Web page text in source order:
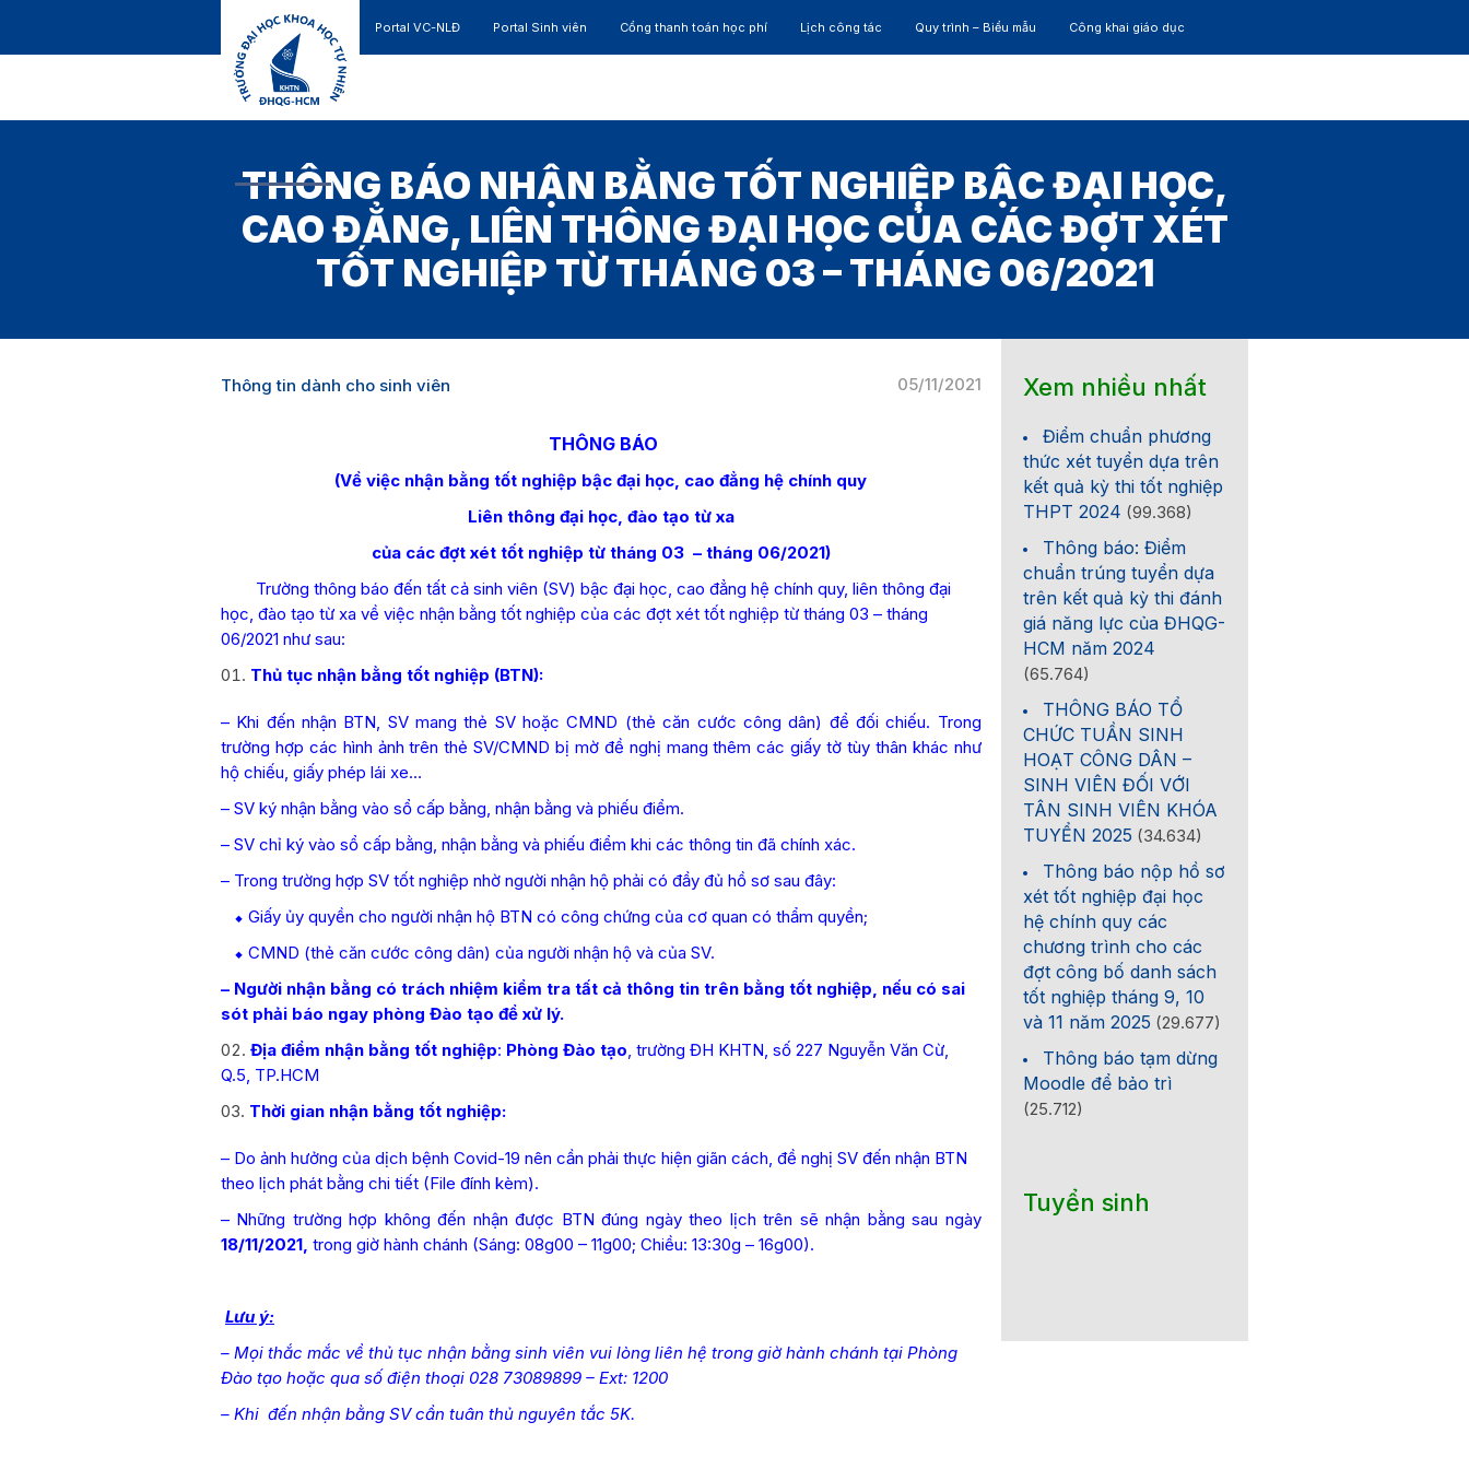
Portal VC-NLĐ Portal Sinh viên Cổng thanh toán học phí Lịch công tác Quy trình – Biểu mẫu Công khai giáo dục
THÔNG BÁO NHẬN BẰNG TỐT NGHIỆP BẬC ĐẠI HỌC,
CAO ĐẲNG, LIÊN THÔNG ĐẠI HỌC CỦA CÁC ĐỢT XÉT
TỐT NGHIỆP TỪ THÁNG 03 – THÁNG 06/2021
05/11/2021
Thông tin dành cho sinh viên
THÔNG BÁO
(Về việc nhận bằng tốt nghiệp bậc đại học, cao đẳng hệ chính quy
Liên thông đại học, đào tạo từ xa
của các đợt xét tốt nghiệp từ tháng 03 – tháng 06/2021)
Trường thông báo đến tất cả sinh viên (SV) bậc đại học, cao đẳng hệ chính quy, liên thông đại
học, đào tạo từ xa về việc nhận bằng tốt nghiệp của các đợt xét tốt nghiệp từ tháng 03 – tháng
06/2021 như sau:
Thủ tục nhận bằng tốt nghiệp (BTN):
– Khi đến nhận BTN, SV mang thẻ SV hoặc CMND (thẻ căn cước công dân) để đối chiếu. Trong
trường hợp các hình ảnh trên thẻ SV/CMND bị mờ đề nghị mang thêm các giấy tờ tùy thân khác như
hộ chiếu, giấy phép lái xe…
– SV ký nhận bằng vào sổ cấp bằng, nhận bằng và phiếu điểm.
– SV chỉ ký vào sổ cấp bằng, nhận bằng và phiếu điểm khi các thông tin đã chính xác.
– Trong trường hợp SV tốt nghiệp nhờ người nhận hộ phải có đầy đủ hồ sơ sau đây:
⬥ Giấy ủy quyền cho người nhận hộ BTN có công chứng của cơ quan có thẩm quyền;
⬥ CMND (thẻ căn cước công dân) của người nhận hộ và của SV.
– Người nhận bằng có trách nhiệm kiểm tra tất cả thông tin trên bằng tốt nghiệp, nếu có sai
sót phải báo ngay phòng Đào tạo để xử lý.
Địa điểm nhận bằng tốt nghiệp: Phòng Đào tạo, trường ĐH KHTN, số 227 Nguyễn Văn Cừ,
Q.5, TP.HCM
Thời gian nhận bằng tốt nghiệp:
– Do ảnh hưởng của dịch bệnh Covid-19 nên cần phải thực hiện giãn cách, đề nghị SV đến nhận BTN
theo lịch phát bằng chi tiết (File đính kèm).
– Những trường hợp không đến nhận được BTN đúng ngày theo lịch trên sẽ nhận bằng sau ngày
18/11/2021, trong giờ hành chánh (Sáng: 08g00 – 11g00; Chiều: 13:30g – 16g00).
Lưu ý:
– Mọi thắc mắc về thủ tục nhận bằng sinh viên vui lòng liên hệ trong giờ hành chánh tại Phòng
Đào tạo hoặc qua số điện thoại 028 73089899 – Ext: 1200
– Khi đến nhận bằng SV cần tuân thủ nguyên tắc 5K.
Xem nhiều nhất
Điểm chuẩn phương
thức xét tuyển dựa trên
kết quả kỳ thi tốt nghiệp
THPT 2024 (99.368)
Thông báo: Điểm
chuẩn trúng tuyển dựa
trên kết quả kỳ thi đánh
giá năng lực của ĐHQG-
HCM năm 2024
(65.764)
THÔNG BÁO TỔ
CHỨC TUẦN SINH
HOẠT CÔNG DÂN –
SINH VIÊN ĐỐI VỚI
TÂN SINH VIÊN KHÓA
TUYỂN 2025 (34.634)
Thông báo nộp hồ sơ
xét tốt nghiệp đại học
hệ chính quy các
chương trình cho các
đợt công bố danh sách
tốt nghiệp tháng 9, 10
và 11 năm 2025 (29.677)
Thông báo tạm dừng
Moodle để bảo trì
(25.712)
Tuyển sinh